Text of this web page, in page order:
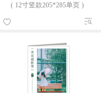
( 12寸竖款205*285单页 )